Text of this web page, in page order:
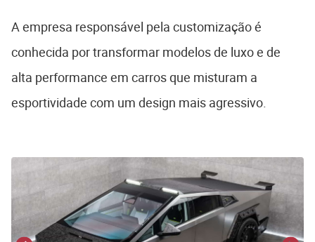
A empresa responsável pela customização é
conhecida por transformar modelos de luxo e de
alta performance em carros que misturam a
esportividade com um design mais agressivo.